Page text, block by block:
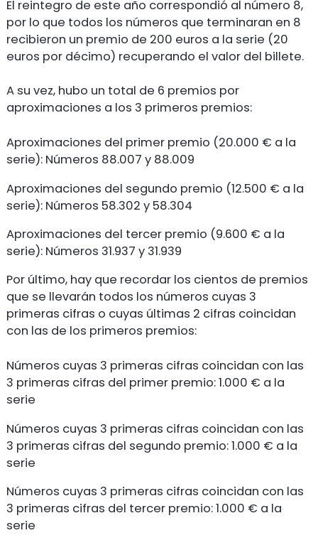
El reintegro de este año correspondió al número 8,
por lo que todos los números que terminaran en 8
recibieron un premio de 200 euros a la serie (20
euros por décimo) recuperando el valor del billete.
A su vez, hubo un total de 6 premios por
aproximaciones a los 3 primeros premios:
Aproximaciones del primer premio (20.000 € a la
serie): Números 88.007 y 88.009
Aproximaciones del segundo premio (12.500 € a la
serie): Números 58.302 y 58.304
Aproximaciones del tercer premio (9.600 € a la
serie): Números 31.937 y 31.939
Por último, hay que recordar los cientos de premios
que se llevarán todos los números cuyas 3
primeras cifras o cuyas últimas 2 cifras coincidan
con las de los primeros premios:
Números cuyas 3 primeras cifras coincidan con las
3 primeras cifras del primer premio: 1.000 € a la
serie
Números cuyas 3 primeras cifras coincidan con las
3 primeras cifras del segundo premio: 1.000 € a la
serie
Números cuyas 3 primeras cifras coincidan con las
3 primeras cifras del tercer premio: 1.000 € a la
serie